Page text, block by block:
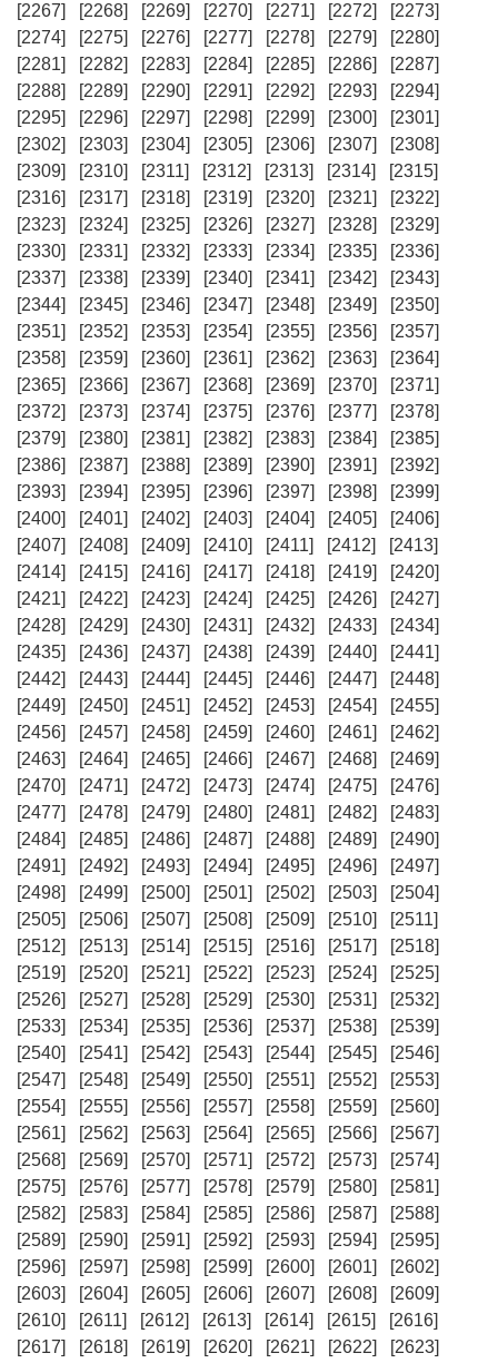
[2267]
[2268] [2269] [2270] [2271] [2272]
[2273]
[2274]
[2275] [2276] [2277] [2278] [2279]
[2280]
[2281]
[2282] [2283] [2284] [2285] [2286]
[2287]
[2288]
[2289] [2290] [2291] [2292] [2293]
[2294]
[2295]
[2296] [2297] [2298] [2299] [2300]
[2301]
[2302]
[2303] [2304] [2305] [2306] [2307]
[2308]
[2309]
[2310] [2311] [2312] [2313] [2314]
[2315]
[2316]
[2317] [2318] [2319] [2320] [2321]
[2322]
[2323]
[2324] [2325] [2326] [2327] [2328]
[2329]
[2330]
[2331] [2332] [2333] [2334] [2335]
[2336]
[2337]
[2338] [2339] [2340] [2341] [2342]
[2343]
[2344]
[2345] [2346] [2347] [2348] [2349]
[2350]
[2351]
[2352] [2353] [2354] [2355] [2356]
[2357]
[2358]
[2359] [2360] [2361] [2362] [2363]
[2364]
[2365]
[2366] [2367] [2368] [2369] [2370]
[2371]
[2372]
[2373] [2374] [2375] [2376] [2377]
[2378]
[2379]
[2380] [2381] [2382] [2383] [2384]
[2385]
[2386]
[2387] [2388] [2389] [2390] [2391]
[2392]
[2393]
[2394] [2395] [2396] [2397] [2398]
[2399]
[2400]
[2401] [2402] [2403] [2404] [2405]
[2406]
[2407]
[2408] [2409] [2410] [2411] [2412]
[2413]
[2414]
[2415] [2416] [2417] [2418] [2419]
[2420]
[2421]
[2422] [2423] [2424] [2425] [2426]
[2427]
[2428]
[2429] [2430] [2431] [2432] [2433]
[2434]
[2435]
[2436] [2437] [2438] [2439] [2440]
[2441]
[2442]
[2443] [2444] [2445] [2446] [2447]
[2448]
[2449]
[2450] [2451] [2452] [2453] [2454]
[2455]
[2456]
[2457] [2458] [2459] [2460] [2461]
[2462]
[2463]
[2464] [2465] [2466] [2467] [2468]
[2469]
[2470]
[2471] [2472] [2473] [2474] [2475]
[2476]
[2477]
[2478] [2479] [2480] [2481] [2482]
[2483]
[2484]
[2485] [2486] [2487] [2488] [2489]
[2490]
[2491]
[2492] [2493] [2494] [2495] [2496]
[2497]
[2498]
[2499] [2500] [2501] [2502] [2503]
[2504]
[2505]
[2506] [2507] [2508] [2509] [2510]
[2511]
[2512]
[2513] [2514] [2515] [2516] [2517]
[2518]
[2519]
[2520] [2521] [2522] [2523] [2524]
[2525]
[2526]
[2527] [2528] [2529] [2530] [2531]
[2532]
[2533]
[2534] [2535] [2536] [2537] [2538]
[2539]
[2540]
[2541] [2542] [2543] [2544] [2545]
[2546]
[2547]
[2548] [2549] [2550] [2551] [2552]
[2553]
[2554]
[2555] [2556] [2557] [2558] [2559]
[2560]
[2561]
[2562] [2563] [2564] [2565] [2566]
[2567]
[2568]
[2569] [2570] [2571] [2572] [2573]
[2574]
[2575]
[2576] [2577] [2578] [2579] [2580]
[2581]
[2582]
[2583] [2584] [2585] [2586] [2587]
[2588]
[2589]
[2590] [2591] [2592] [2593] [2594]
[2595]
[2596]
[2597] [2598] [2599] [2600] [2601]
[2602]
[2603]
[2604] [2605] [2606] [2607] [2608]
[2609]
[2610]
[2611] [2612] [2613] [2614] [2615]
[2616]
[2617]
[2618] [2619] [2620] [2621] [2622]
[2623]